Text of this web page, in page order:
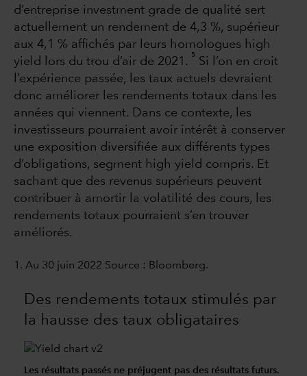
d’entreprise investment grade de qualité sert
actuellement un rendement de 4,3 %, supérieur
aux 4,1 % affichés par leurs homologues high
yield lors du trou d’air de 2021.
5
Si l’on en croit
l’expérience passée, les taux actuels devraient
donc améliorer les rendements totaux dans les
années qui viennent. Dans ce contexte, les
investisseurs pourraient avoir intérêt à conserver
une exposition diversifiée aux différents types
d’obligations, segment high yield compris. Et
sachant que des revenus supérieurs peuvent
contribuer à amortir la volatilité des cours, les
rendements totaux pourraient s’en trouver
améliorés.
1. Au 30 juin 2022 Source : Bloomberg.
Des rendements totaux stimulés par
la hausse des taux obligataires
Les résultats passés ne préjugent pas des résultats futurs.